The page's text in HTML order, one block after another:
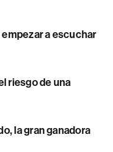
a escuchar
riesgo de una
la gran ganadora